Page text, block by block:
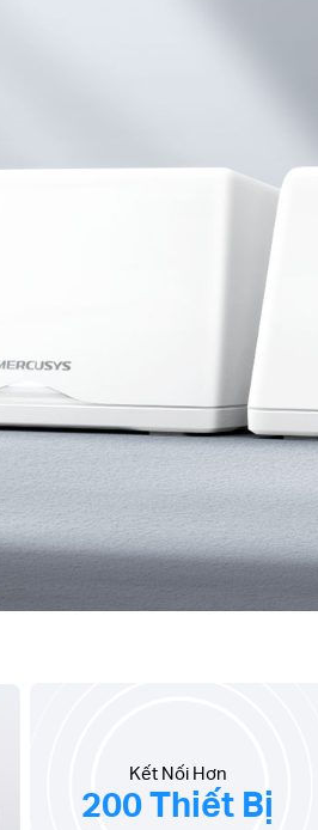
Kết Nối Hơn
200 Thiết Bị